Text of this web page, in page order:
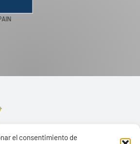
el consentimiento de
PASEOS EN CAMELLO